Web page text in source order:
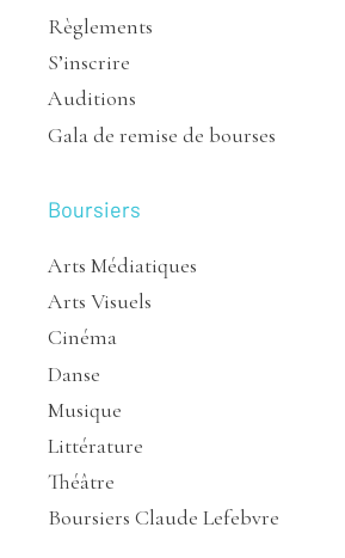
Règlements
S’inscrire
Auditions
Gala de remise de bourses
Boursiers
Arts Médiatiques
Arts Visuels
Cinéma
Danse
Musique
Littérature
Théâtre
Boursiers Claude Lefebvre